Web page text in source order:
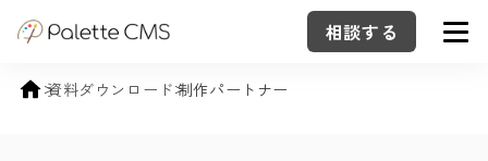
相談する
資料ダウンロード 制作パートナー